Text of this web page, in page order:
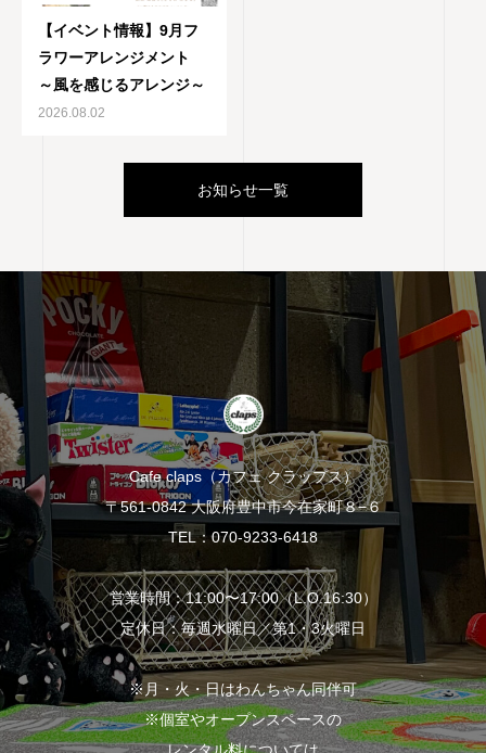
【イベント情報】9月フ
ラワーアレンジメント
～風を感じるアレンジ～
2026.08.02
お知らせ一覧
Cafe claps（カフェ クラップス）
〒561-0842 大阪府豊中市今在家町８−６
TEL：070-9233-6418
営業時間：11:00〜17:00（L.O.16:30）
定休日：毎週水曜日／第1・3火曜日
※月・火・日はわんちゃん同伴可
※個室やオープンスペースの